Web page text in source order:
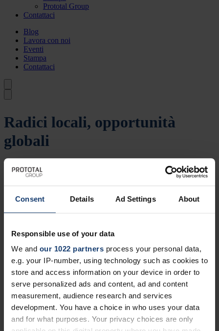
Consent Details Ad Settings About
Responsible use of your data
We and our 1022 partners process your personal data,
e.g. your IP-number, using technology such as cookies to
store and access information on your device in order to
serve personalized ads and content, ad and content
measurement, audience research and services
development. You have a choice in who uses your data
and for what purposes. Your privacy choices are only
Prototal Group
Contattaci
Blog
Lavora con noi
Eventi
Stampa
Contattaci
Radici locali, opportunità
globali
Benvenuti nella nostra nuova casa digitale! Come avrete notato,
oggi abbiamo aperto le porte a qualcosa di nuovo. prototal.it e l’ex
prosilas.com si sono ufficialmente trasferiti sulla nostra nuova
competenza locale e lo stesso servizio personalizzato di sempre – ma
ora con l'accesso diretto alla forza collettiva dell'intera famiglia
Prototal. Benvenuti nel nuovo sito ufficiale di tutta Prototal!
Home/ Eventi